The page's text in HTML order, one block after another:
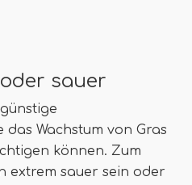
sauer
Wachstum von Gras
können. Zum
extrem sauer sein oder